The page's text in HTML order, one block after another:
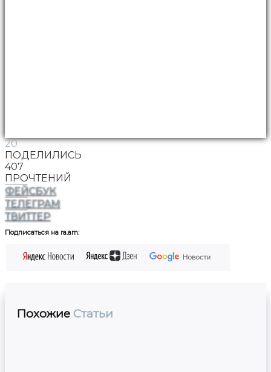
20
ПОДЕЛИЛИСЬ
407
ПРОЧТЕНИЙ
ФЕЙСБУК
ТЕЛЕГРАМ
ТВИТТЕР
Подписаться на ra.am:
Похожие Статьи